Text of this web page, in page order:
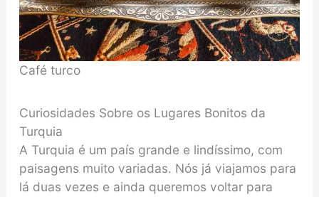
Café turco
Curiosidades Sobre os Lugares Bonitos da
Turquia
A Turquia é um país grande e lindíssimo, com
paisagens muito variadas. Nós já viajamos para
lá duas vezes e ainda queremos voltar para